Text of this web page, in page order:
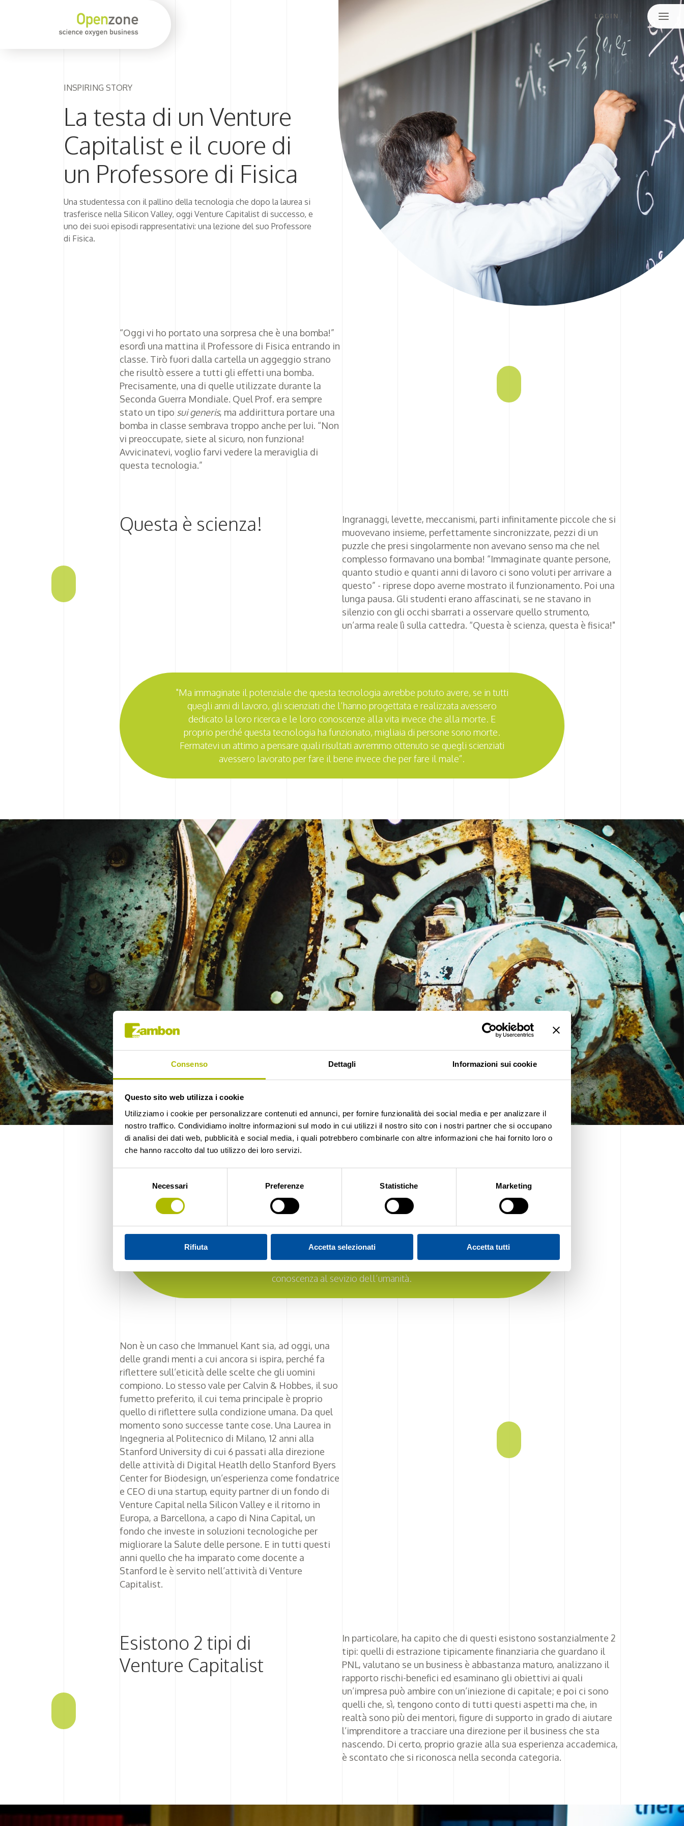
Consenso Dettagli Informazioni sui cookie
Questo sito web utilizza i cookie
Utilizziamo i cookie per personalizzare contenuti ed annunci, per fornire funzionalità dei social media e per analizzare il
nostro traffico. Condividiamo inoltre informazioni sul modo in cui utilizzi il nostro sito con i nostri partner che si occupano
di analisi dei dati web, pubblicità e social media, i quali potrebbero combinarle con altre informazioni che hai fornito loro o
che hanno raccolto dal tuo utilizzo dei loro servizi.
Necessari Preferenze Statistiche Marketing
Rifiuta Accetta selezionati Accetta tutti
LOGIN
INSPIRING STORY
La testa di un Venture
Capitalist e il cuore di
un Professore di Fisica
Una studentessa con il pallino della tecnologia che dopo la laurea si
trasferisce nella Silicon Valley, oggi Venture Capitalist di successo, e
uno dei suoi episodi rappresentativi: una lezione del suo Professore
di Fisica.
“Oggi vi ho portato una sorpresa che è una bomba!”
esordì una mattina il Professore di Fisica entrando in
classe. Tirò fuori dalla cartella un aggeggio strano
che risultò essere a tutti gli effetti una bomba.
Precisamente, una di quelle utilizzate durante la
Seconda Guerra Mondiale. Quel Prof. era sempre
stato un tipo sui generis, ma addirittura portare una
bomba in classe sembrava troppo anche per lui. “Non
vi preoccupate, siete al sicuro, non funziona!
Avvicinatevi, voglio farvi vedere la meraviglia di
questa tecnologia.”
Questa è scienza!
Ingranaggi, levette, meccanismi, parti infinitamente piccole che si
muovevano insieme, perfettamente sincronizzate, pezzi di un
puzzle che presi singolarmente non avevano senso ma che nel
complesso formavano una bomba! “Immaginate quante persone,
quanto studio e quanti anni di lavoro ci sono voluti per arrivare a
questo” - riprese dopo averne mostrato il funzionamento. Poi una
lunga pausa. Gli studenti erano affascinati, se ne stavano in
silenzio con gli occhi sbarrati a osservare quello strumento,
un’arma reale lì sulla cattedra. “Questa è scienza, questa è fisica!"
"Ma immaginate il potenziale che questa tecnologia avrebbe potuto avere, se in tutti
quegli anni di lavoro, gli scienziati che l’hanno progettata e realizzata avessero
dedicato la loro ricerca e le loro conoscenze alla vita invece che alla morte. E
proprio perché questa tecnologia ha funzionato, migliaia di persone sono morte.
Fermatevi un attimo a pensare quali risultati avremmo ottenuto se quegli scienziati
avessero lavorato per fare il bene invece che per fare il male”.
Quell’episodio, è ancora vivo nella mente di Marta, una ragazza appassionata di
scienza, che si divertiva a lavorare sull’impianto elettrico di casa sua insieme a suo
padre, che apriva le marmitte degli scooter per capire perché i suoi amici andassero
più forte di lei. Marta racconta dell’incontro con quel professore di Fisica come uno
dei momenti rappresentativi della sua adolescenza. Sì perché quella lezione non fu
soltanto un’ispirazione in più per continuare a studiare la scienza o a lavorare per il
conoscenza al sevizio dell’umanità.
Non è un caso che Immanuel Kant sia, ad oggi, una
delle grandi menti a cui ancora si ispira, perché fa
riflettere sull’eticità delle scelte che gli uomini
compiono. Lo stesso vale per Calvin & Hobbes, il suo
fumetto preferito, il cui tema principale è proprio
quello di riflettere sulla condizione umana. Da quel
momento sono successe tante cose. Una Laurea in
Ingegneria al Politecnico di Milano, 12 anni alla
Stanford University di cui 6 passati alla direzione
delle attività di Digital Heatlh dello Stanford Byers
Center for Biodesign, un’esperienza come fondatrice
e CEO di una startup, equity partner di un fondo di
Venture Capital nella Silicon Valley e il ritorno in
Europa, a Barcellona, a capo di Nina Capital, un
fondo che investe in soluzioni tecnologiche per
migliorare la Salute delle persone. E in tutti questi
anni quello che ha imparato come docente a
Stanford le è servito nell’attività di Venture
Capitalist.
Esistono 2 tipi di
Venture Capitalist
In particolare, ha capito che di questi esistono sostanzialmente 2
tipi: quelli di estrazione tipicamente finanziaria che guardano il
PNL, valutano se un business è abbastanza maturo, analizzano il
rapporto rischi-benefici ed esaminano gli obiettivi ai quali
un’impresa può ambire con un’iniezione di capitale; e poi ci sono
quelli che, sì, tengono conto di tutti questi aspetti ma che, in
realtà sono più dei mentori, figure di supporto in grado di aiutare
l’imprenditore a tracciare una direzione per il business che sta
nascendo. Di certo, proprio grazie alla sua esperienza accademica,
è scontato che si riconosca nella seconda categoria.